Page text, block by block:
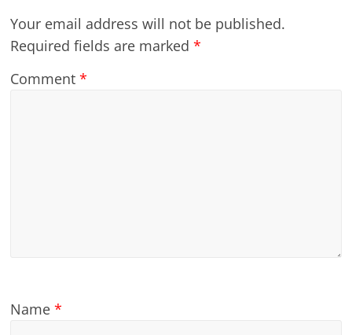
Your email address will not be published.
Required fields are marked*
Comment*
Name*